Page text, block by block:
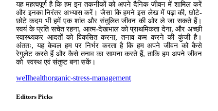
यह महत्वपूर्ण है कि हम इन तकनीकों को अपने दैनिक जीवन में शामिल करें
और इनका निरंतर अभ्यास करें। जैसा कि हमने इस लेख में पढ़ा की, छोटे-
छोटे कदम भी हमें एक शांत और संतुलित जीवन की ओर ले जा सकते हैं।
स्वयं के प्रति सचेत रहना, आत्म-देखभाल को प्राथमिकता देना, और अच्छी
स्वास्थ्यकर आदतों को विकसित करना, तनाव कम करने की कुंजी है।
अंततः, यह केवल हम पर निर्भर करता है कि हम अपने जीवन को कैसे
रेगुलेट करते हैं और कैसे तनाव का सामना करते हैं, ताकि हम अपने जीवन
को स्वस्थ एवं संतुष्ट बना सकें।
wellhealthorganic-stress-management
Editors Picks